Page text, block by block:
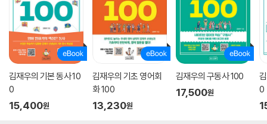
김재우의 기본 동사 10
0
15,400원
김재우의 기초 영어회
화 100
13,230원
김재우의 구동사 100
17,500원
0